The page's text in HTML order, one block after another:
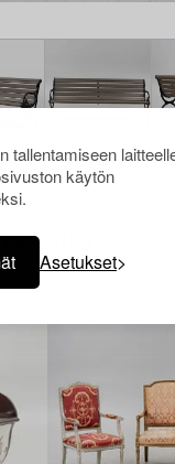
tallentamiseen
käytön
Asetukset